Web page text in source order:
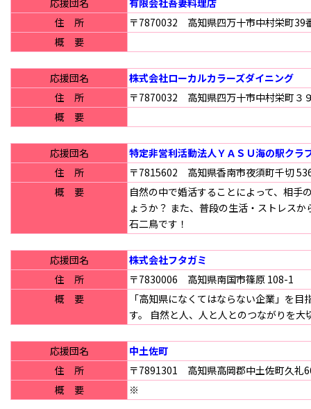
住 所
〒7870032 高知県四万十市中村栄町39
概 要
応援団名
株式会社ローカルカラーズダイニング
住 所
〒7870032 高知県四万十市中村栄町３
概 要
応援団名
特定非営利活動法人ＹＡＳＵ海の駅クラ
住 所
〒7815602 高知県香南市夜須町千切
概 要
自然の中で婚活することによって、相手
ょうか？ また、普段の生活・ストレス
石二鳥です！
応援団名
株式会社フタガミ
住 所
〒7830006 高知県南国市篠原 108-1
概 要
「高知県になくてはならない企業」を
す。 自然と人、人と人とのつながりを
応援団名
中土佐町
住 所
〒7891301 高知県高岡郡中土佐町久礼
概 要
※